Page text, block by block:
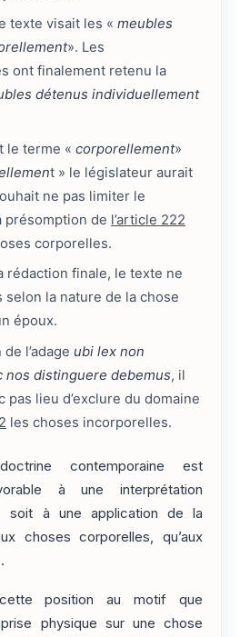
texte visait les «meubles
». Les
ont finalement retenu la
détenus individuellement
le terme «corporellement»
t » le législateur aurait
ne pas limiter le
présomption de l’article 222
corporelles.
rédaction finale, le texte ne
selon la nature de la chose
époux.
l’adage ubi lex non
nos distinguere debemus, il
pas lieu d’exclure du domaine
les choses incorporelles.
contemporaine est
à une interprétation
soit à une application de la
choses corporelles, qu’aux
position au motif que
physique sur une chose